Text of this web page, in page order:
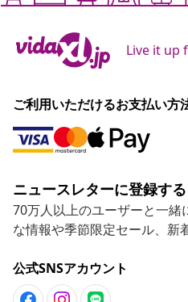
Live it up
ご利用いただけるお支払い方
ニュースレターに登録する
70万人以上のユーザーと一緒
な情報や季節限定セール、新
公式SNSアカウント